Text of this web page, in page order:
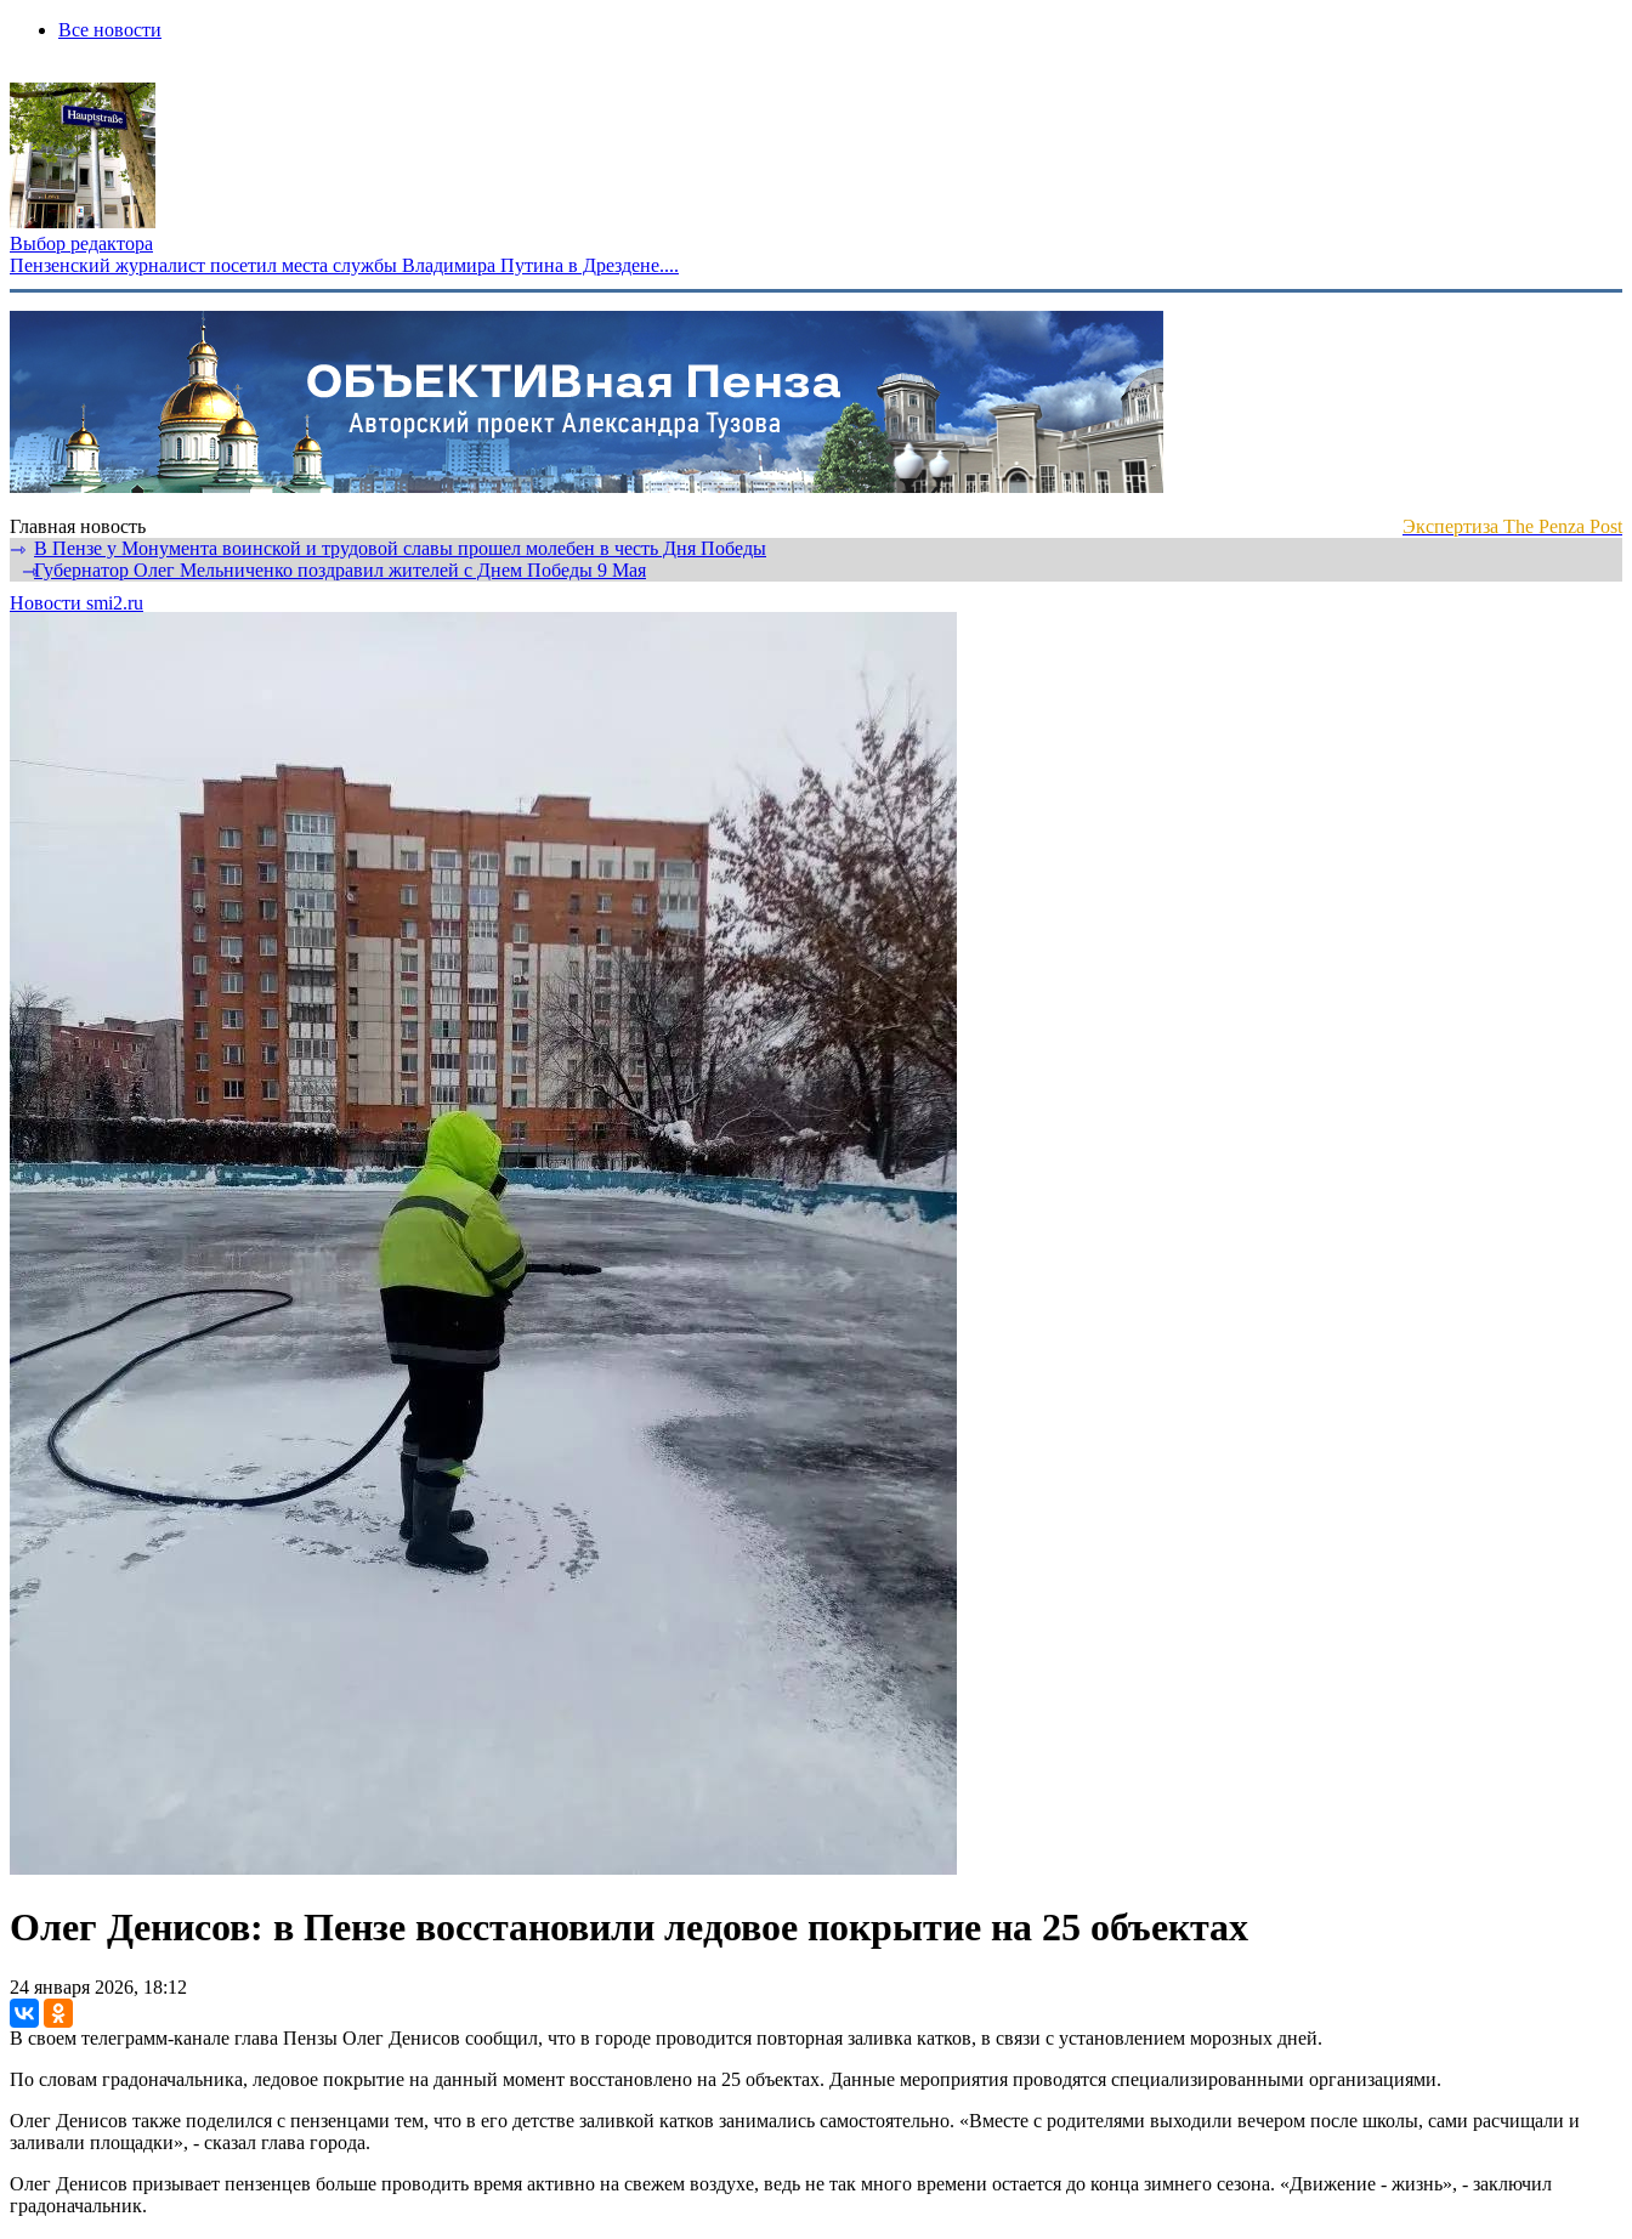
Все новости
Выбор редактора
Пензенский журналист посетил места службы Владимира Путина в Дрездене....
Главная новость
Экспертиза The Penza Post
⇾ В Пензе у Монумента воинской и трудовой славы прошел молебен в честь Дня Победы
⇾Губернатор Олег Мельниченко поздравил жителей с Днем Победы 9 Мая
Новости smi2.ru
Олег Денисов: в Пензе восстановили ледовое покрытие на 25 объектах
24 января 2026, 18:12
В своем телеграмм-канале глава Пензы Олег Денисов сообщил, что в городе проводится повторная заливка катков, в связи с установлением морозных дней.
По словам градоначальника, ледовое покрытие на данный момент восстановлено на 25 объектах. Данные мероприятия проводятся специализированными организациями.
Олег Денисов также поделился с пензенцами тем, что в его детстве заливкой катков занимались самостоятельно. «Вместе с родителями выходили вечером после школы, сами расчищали и
заливали площадки», - сказал глава города.
Олег Денисов призывает пензенцев больше проводить время активно на свежем воздухе, ведь не так много времени остается до конца зимнего сезона. «Движение - жизнь», - заключил
градоначальник.